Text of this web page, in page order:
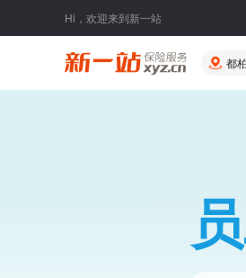
Hi，欢迎来到新一站
都